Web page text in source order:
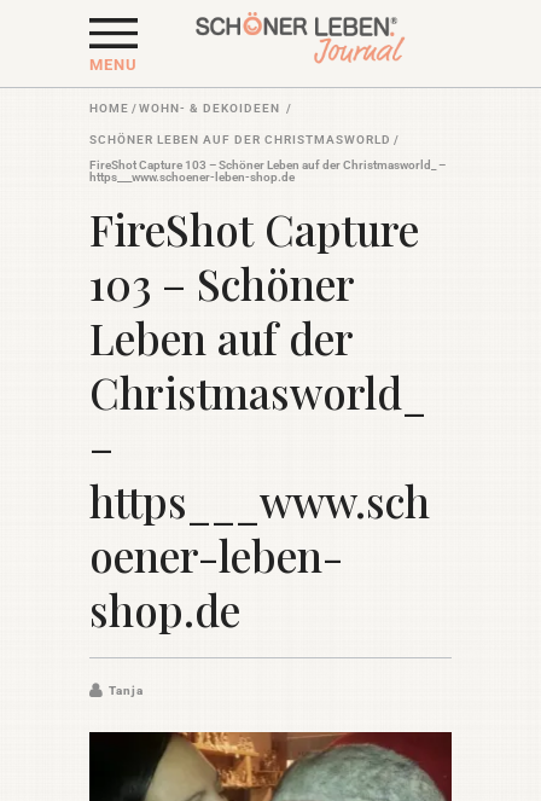
MENU
HOME /WOHN- & DEKOIDEEN /
SCHÖNER LEBEN AUF DER CHRISTMASWORLD /
FireShot Capture 103 – Schöner Leben auf der Christmasworld_ –
https___www.schoener-leben-shop.de
FireShot Capture
103 – Schöner
Leben auf der
Christmasworld_
–
https___www.sch
oener-leben-
shop.de
Tanja